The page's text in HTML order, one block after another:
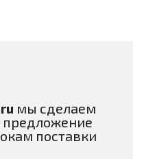
мы сделаем
поставки